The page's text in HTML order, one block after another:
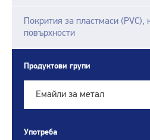
Покрития за пластмаси (PVC),
повърхности
Продуктови групи
Емайли за метал
Употреба